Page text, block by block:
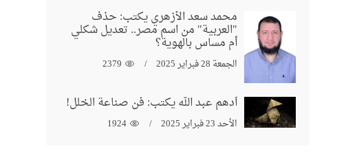
محمد سعد الأزهري يكتب: حذف
"العربية" من اسم مصر.. تعديل شكلي
أم مساس بالهوية؟
الجمعة 28 فبراير 2025 2379
أدهم عبد الله يكتب: فن صناعة الخلل!
الأحد 23 فبراير 2025 1924